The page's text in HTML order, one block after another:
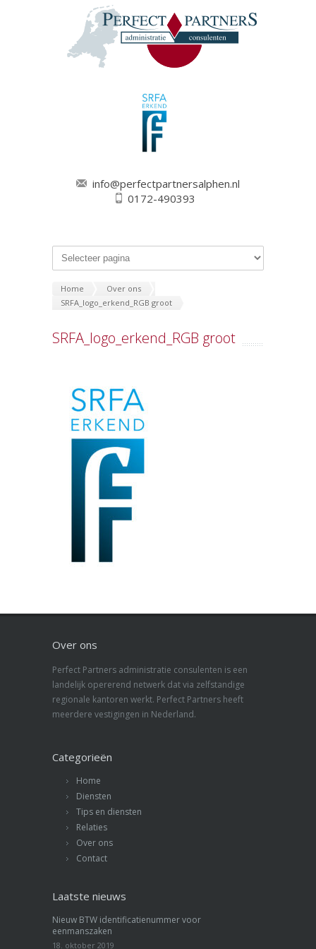
info@perfectpartnersalphen.nl
0172-490393
Home
Over ons
SRFA_logo_erkend_RGB groot
SRFA_logo_erkend_RGB groot
Over ons
Perfect Partners administratie consulenten is een
landelijk opererend netwerk dat via zelfstandige
regionale kantoren werkt. Perfect Partners heeft
meerdere vestigingen in Nederland.
Categorieën
Home
Diensten
Tips en diensten
Relaties
Over ons
Contact
Laatste nieuws
Nieuw BTW identificatienummer voor
eenmanszaken
18. oktober 2019